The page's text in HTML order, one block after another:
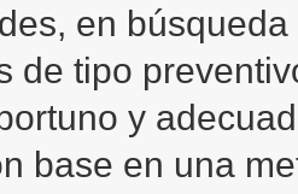
en
de tipo
y
base en una